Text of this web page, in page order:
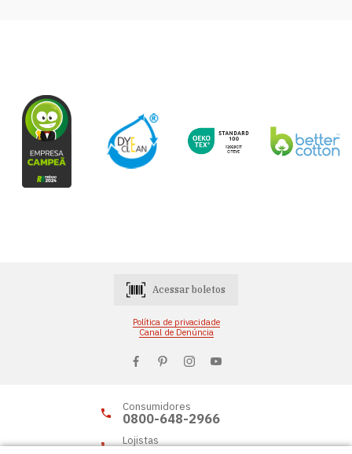
Acessar boletos
Política de privacidade
Canal de Denúncia
Consumidores
0800-648-2966
Lojistas